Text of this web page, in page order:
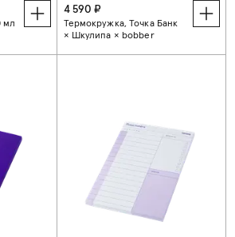
мл
4 590 ₽
Термокружка, Точка Банк
× Шкулипа × bobber